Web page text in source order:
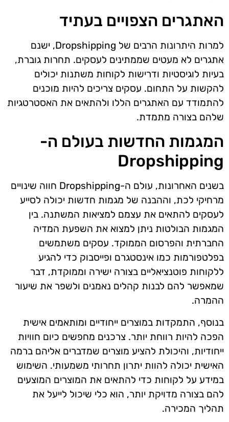
האתגרים הצפויים בעתיד
למרות היתרונות הרבים של Dropshipping, ישנם
אתגרים לא מעטים שממתינים לעסקים. תחרות גוברת,
בעיות לוגיסטיות ודרישות לקוחות משתנות יכולים
להקשות על התחום. עסקים צריכים להיות מוכנים
להתמודד עם האתגרים הללו ולהתאים את האסטרטגיות
שלהם בצורה מתמדת.
המגמות החדשות בעולם ה-
Dropshipping
בשנים האחרונות, עולם ה-Dropshipping חווה שינויים
מרחיקי לכת, וההבנה של מגמות חדשות יכולה לסייע
לעסקים להתאים את עצמם למציאות המשתנה. בין
המגמות הבולטות ניתן למצוא את השפעת המדיה
החברתית והפרסום הממוקד. עסקים משתמשים
בפלטפורמות כמו אינסטגרם ופייסבוק כדי להגיע
ללקוחות פוטנציאליים בצורה ישירה וממוקדת, דבר
שמאפשר להם לבנות קהלים נאמנים ולשפר את שיעור
ההמרה.
בנוסף, התמקדות במוצרים ייחודיים ומותאמים אישית
הפכה להיות רווחת יותר. צרכנים מחפשים כיום חוויות
ייחודיות, והיכולת להציע מוצרים שמדברים אליהם ברמה
האישית יכולה להוות יתרון תחרותי משמעותי. השימוש
במידע על לקוחות כדי להתאים את המוצרים המוצעים
להם בצורה מדויקת יותר, הוא כלי שיכול לייעל את
תהליך המכירה.